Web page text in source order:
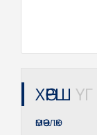
ХӨРШ ҮГ
ӨМӨӨЧЛӨХ